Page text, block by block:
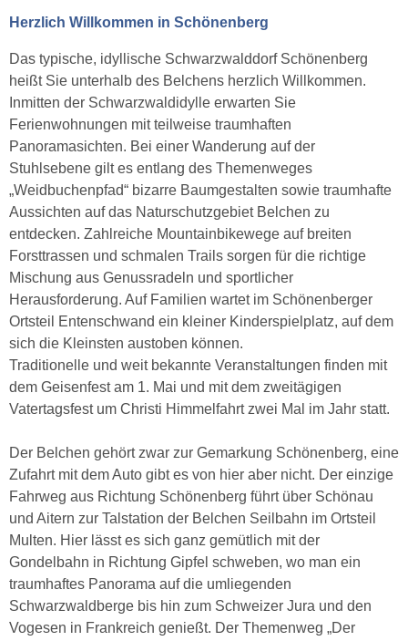
Herzlich Willkommen in Schönenberg
Das typische, idyllische Schwarzwalddorf Schönenberg
heißt Sie unterhalb des Belchens herzlich Willkommen.
Inmitten der Schwarzwaldidylle erwarten Sie
Ferienwohnungen mit teilweise traumhaften
Panoramasichten. Bei einer Wanderung auf der
Stuhlsebene gilt es entlang des Themenweges
„Weidbuchenpfad“ bizarre Baumgestalten sowie traumhafte
Aussichten auf das Naturschutzgebiet Belchen zu
entdecken. Zahlreiche Mountainbikewege auf breiten
Forsttrassen und schmalen Trails sorgen für die richtige
Mischung aus Genussradeln und sportlicher
Herausforderung. Auf Familien wartet im Schönenberger
Ortsteil Entenschwand ein kleiner Kinderspielplatz, auf dem
sich die Kleinsten austoben können.
Traditionelle und weit bekannte Veranstaltungen finden mit
dem Geisenfest am 1. Mai und mit dem zweitägigen
Vatertagsfest um Christi Himmelfahrt zwei Mal im Jahr statt.
Der Belchen gehört zwar zur Gemarkung Schönenberg, eine
Zufahrt mit dem Auto gibt es von hier aber nicht. Der einzige
Fahrweg aus Richtung Schönenberg führt über Schönau
und Aitern zur Talstation der Belchen Seilbahn im Ortsteil
Multen. Hier lässt es sich ganz gemütlich mit der
Gondelbahn in Richtung Gipfel schweben, wo man ein
traumhaftes Panorama auf die umliegenden
Schwarzwaldberge bis hin zum Schweizer Jura und den
Vogesen in Frankreich genießt. Der Themenweg „Der